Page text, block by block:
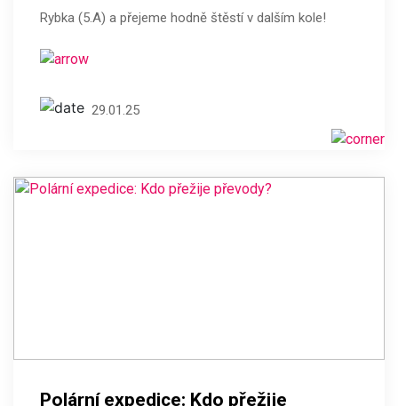
Rybka (5.A) a přejeme hodně štěstí v dalším kole!
29.01.25
Polární expedice: Kdo přežije